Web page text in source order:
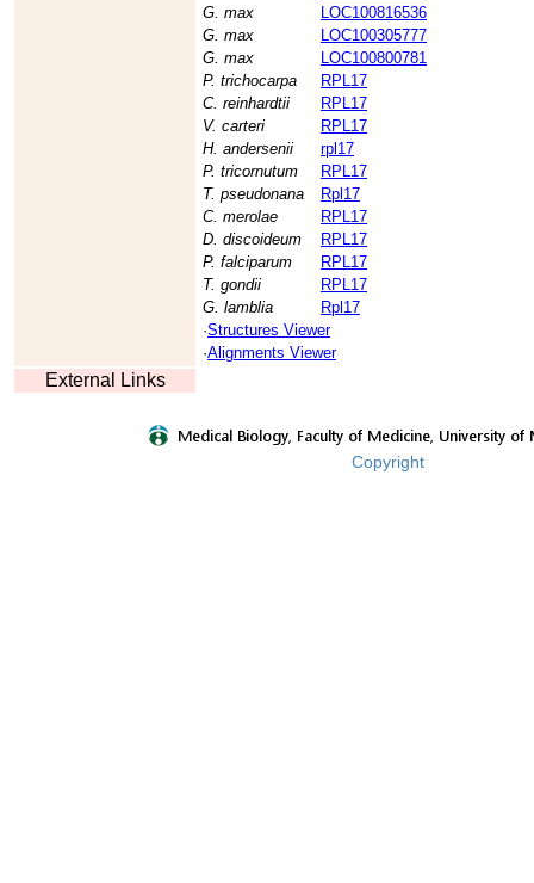
G. max
LOC100816536
G. max
LOC100305777
G. max
LOC100800781
P. trichocarpa
RPL17
C. reinhardtii
RPL17
V. carteri
RPL17
H. andersenii
rpl17
P. tricornutum
RPL17
T. pseudonana
Rpl17
C. merolae
RPL17
D. discoideum
RPL17
P. falciparum
RPL17
T. gondii
RPL17
G. lamblia
Rpl17
·Structures Viewer
·Alignments Viewer
External Links
Copyright